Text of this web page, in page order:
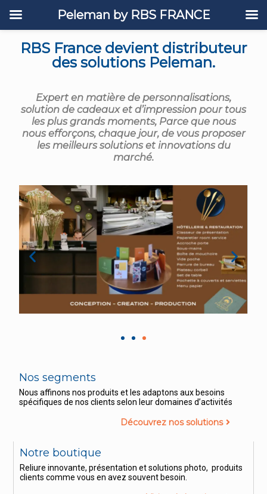
RBS France devient distributeur
des solutions Peleman.
Expert en matière de personnalisations,
solution de cadeaux et d’impression pour tous
les plus grands moments, Parce que nous
nous efforçons, chaque jour, de vous proposer
les meilleurs solutions et innovations du
marché.
Nos segments
Nous affinons nos produits et les adaptons aux besoins
spécifiques de nos clients selon leur domaines d’activités
Découvrez nos solutions
Notre boutique
Reliure innovante, présentation et solutions photo, produits
clients comme vous en avez souvent besoin.
Peleman by RBS FRANCE